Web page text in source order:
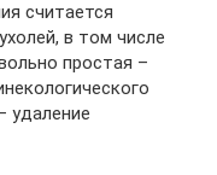
считается
в том числе
простая –
удаление